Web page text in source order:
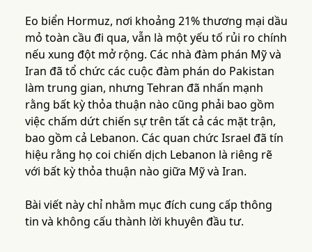
Eo biển Hormuz, nơi khoảng 21% thương mại dầu
mỏ toàn cầu đi qua, vẫn là một yếu tố rủi ro chính
nếu xung đột mở rộng. Các nhà đàm phán Mỹ và
Iran đã tổ chức các cuộc đàm phán do Pakistan
làm trung gian, nhưng Tehran đã nhấn mạnh
rằng bất kỳ thỏa thuận nào cũng phải bao gồm
việc chấm dứt chiến sự trên tất cả các mặt trận,
bao gồm cả Lebanon. Các quan chức Israel đã tín
hiệu rằng họ coi chiến dịch Lebanon là riêng rẽ
với bất kỳ thỏa thuận nào giữa Mỹ và Iran.
Bài viết này chỉ nhằm mục đích cung cấp thông
tin và không cấu thành lời khuyên đầu tư.